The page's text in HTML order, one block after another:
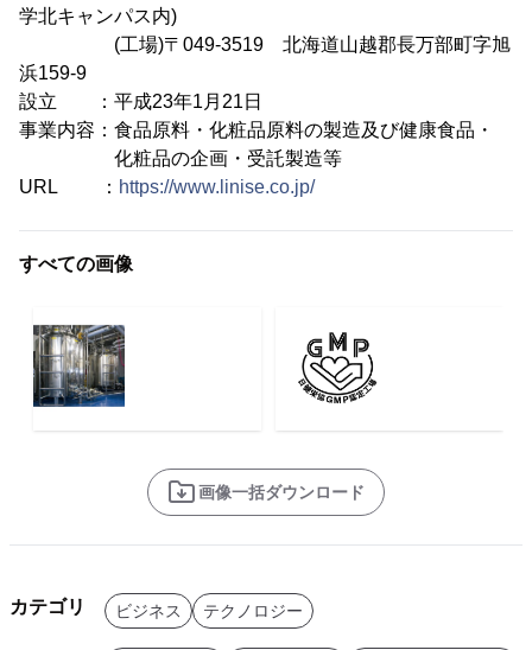
学北キャンパス内)
(工場)〒049-3519 北海道山越郡長万部町字旭
浜159-9
設立 ：平成23年1月21日
事業内容：食品原料・化粧品原料の製造及び健康食品・
化粧品の企画・受託製造等
URL ： https://www.linise.co.jp/
すべての画像
画像一括ダウンロード
カテゴリ ビジネス テクノロジー